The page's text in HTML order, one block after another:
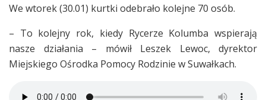
We wtorek (30.01) kurtki odebrało kolejne 70 osób.
– To kolejny rok, kiedy Rycerze Kolumba wspierają
nasze działania – mówił Leszek Lewoc, dyrektor
Miejskiego Ośrodka Pomocy Rodzinie w Suwałkach.